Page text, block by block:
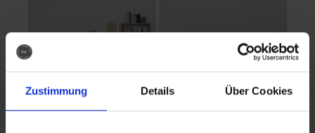
Zustimmung Details Über Cookies